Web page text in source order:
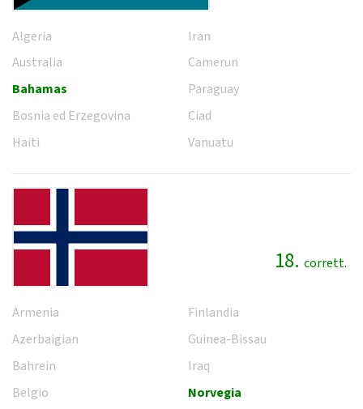
Algeria
Australia
Bahamas
Bosnia ed Erzegovina
Haiti
Iran
Camerun
Paraguay
Ciad
Vanuatu
18. corrett.
Armenia
Azerbaigian
Bahrein
Belgio
Finlandia
Guinea-Bissau
Iraq
Norvegia